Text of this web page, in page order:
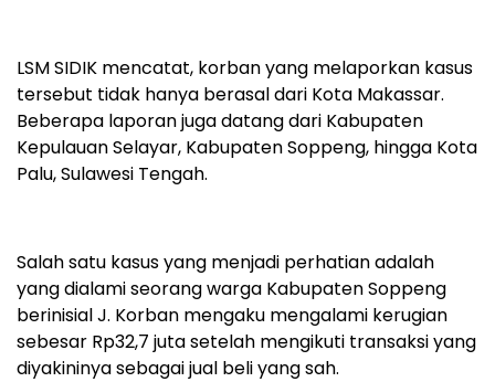
LSM SIDIK mencatat, korban yang melaporkan kasus
tersebut tidak hanya berasal dari Kota Makassar.
Beberapa laporan juga datang dari Kabupaten
Kepulauan Selayar, Kabupaten Soppeng, hingga Kota
Palu, Sulawesi Tengah.
Salah satu kasus yang menjadi perhatian adalah
yang dialami seorang warga Kabupaten Soppeng
berinisial J. Korban mengaku mengalami kerugian
sebesar Rp32,7 juta setelah mengikuti transaksi yang
diyakininya sebagai jual beli yang sah.